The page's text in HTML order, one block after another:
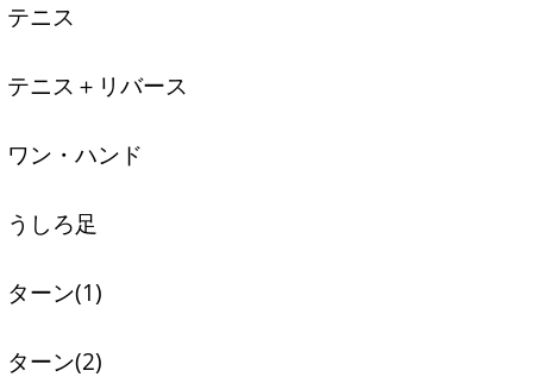
テニス
テニス＋リバース
ワン・ハンド
うしろ足
ターン(1)
ターン(2)